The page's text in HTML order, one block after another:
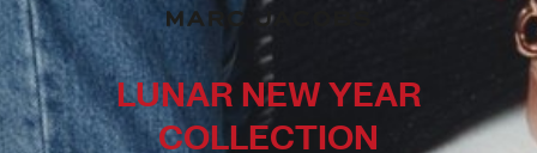
LUNAR NEW YEAR
COLLECTION